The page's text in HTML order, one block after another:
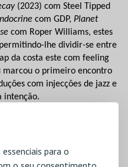
para o
(2023) com Steel Tipped
com GDP, Planet
com Roper Williams, estes
lhe dividir-se entre
da costa este com feeling
marcou o primeiro encontro
com injecções de jazz e
intenção.
relação entre sonhos e
Kubrick ou Wes Craven) a
AR